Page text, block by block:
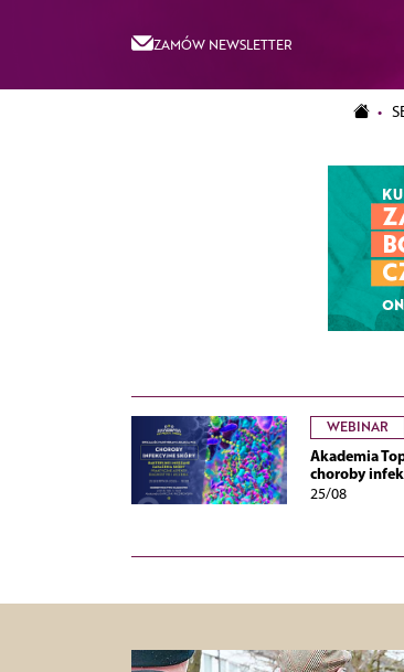
ZAMÓW NEWSLETTER
WEBINAR
Akademia
choroby
25/08